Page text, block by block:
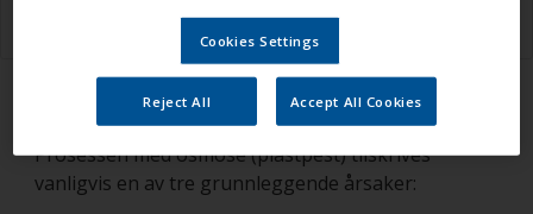
Hva er årsaken
Prosessen med osmose (plastpest) tilskrives
vanligvis en av tre grunnleggende årsaker:
Cookies Settings
Reject All Accept All Cookies